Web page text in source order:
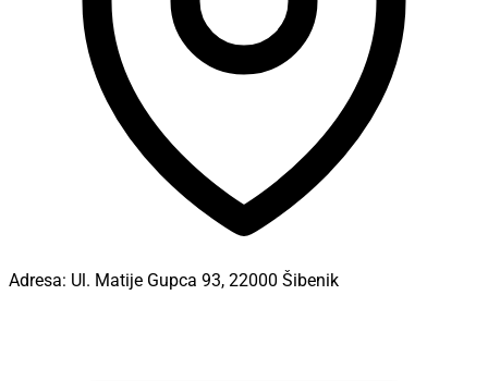
Adresa: Ul. Matije Gupca 93, 22000 Šibenik